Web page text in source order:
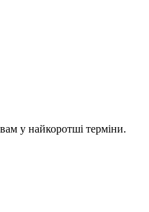
у найкоротші терміни.